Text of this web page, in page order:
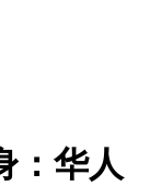
：华人